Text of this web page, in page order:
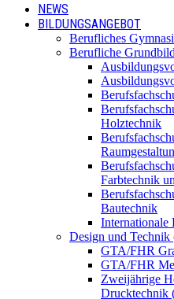
NEWS
BILDUNGSANGEBOT
Berufliches
Berufliche
Holztechnik
Farbtechnik
Bautechnik
Internationale
Design und
GTA/FHR
GTA/FHR
Zweijährige
Drucktechnik